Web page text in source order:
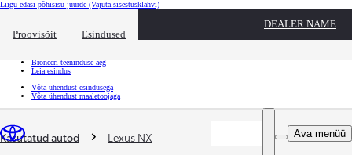
Liigu edasi põhisisu juurde (Vajuta sisestusklahvi)
Proovisõit Esindused
DEALER NAME
Kiirtee Klõpsa kiirtee ülekatte sulgemiseks
Broneeri teeninduse aeg
Leia esindus
Võta ühendust esindusega
Võta ühendust maaletoojaga
Ava menüü
Sina oled siin
Kasutatud autod Lexus NX